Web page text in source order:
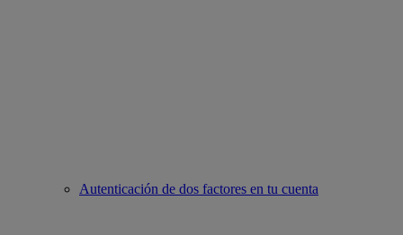
Autenticación de dos factores en tu cuenta